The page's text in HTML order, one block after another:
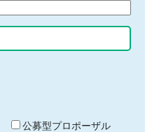
公募型プロポーザル